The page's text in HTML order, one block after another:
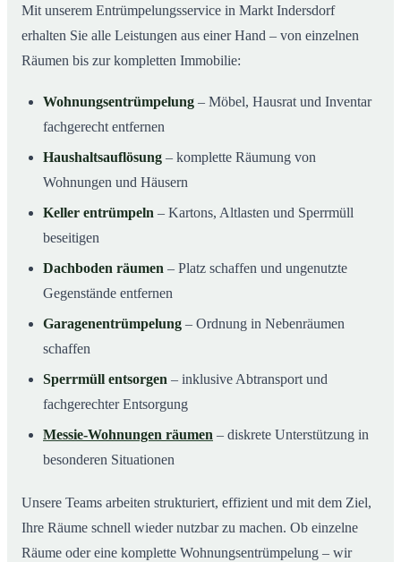
Mit unserem Entrümpelungsservice in Markt Indersdorf
erhalten Sie alle Leistungen aus einer Hand – von einzelnen
Räumen bis zur kompletten Immobilie:
Wohnungsentrümpelung – Möbel, Hausrat und Inventar
fachgerecht entfernen
Haushaltsauflösung – komplette Räumung von
Wohnungen und Häusern
Keller entrümpeln – Kartons, Altlasten und Sperrmüll
beseitigen
Dachboden räumen – Platz schaffen und ungenutzte
Gegenstände entfernen
Garagenentrümpelung – Ordnung in Nebenräumen
schaffen
Sperrmüll entsorgen – inklusive Abtransport und
fachgerechter Entsorgung
Messie-Wohnungen räumen – diskrete Unterstützung in
besonderen Situationen
Unsere Teams arbeiten strukturiert, effizient und mit dem Ziel,
Ihre Räume schnell wieder nutzbar zu machen. Ob einzelne
Räume oder eine komplette Wohnungsentrümpelung – wir